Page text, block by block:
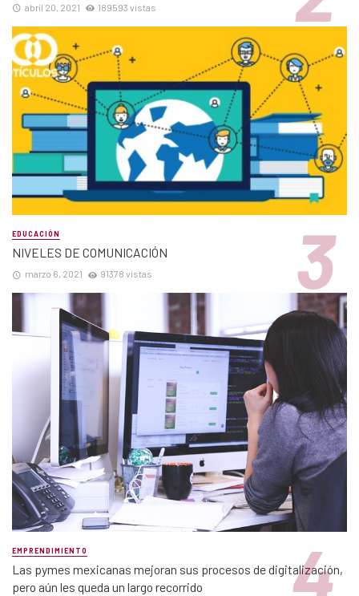
abril 20, 2021 189593 vistas
EDUCACIÓN
NIVELES DE COMUNICACIÓN
marzo 6, 2021 91378 vistas
EMPRENDIMIENTO
Las pymes mexicanas mejoran sus procesos de digitalización,
pero aún les queda un largo recorrido